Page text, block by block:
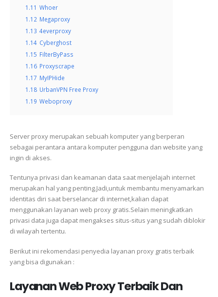
1.11 Whoer
1.12 Megaproxy
1.13 4everproxy
1.14 Cyberghost
1.15 FilterByPass
1.16 Proxyscrape
1.17 MyIPHide
1.18 UrbanVPN Free Proxy
1.19 Weboproxy
Server proxy merupakan sebuah komputer yang berperan
sebagai perantara antara komputer pengguna dan website yang
ingin di akses.
Tentunya privasi dan keamanan data saat menjelajah internet
merupakan hal yang penting.Jadi,untuk membantu menyamarkan
identitas diri saat berselancar di internet,kalian dapat
menggunakan layanan web proxy gratis.Selain meningkatkan
privasi data juga dapat mengakses situs-situs yang sudah diblokir
di wilayah tertentu.
Berikut ini rekomendasi penyedia layanan proxy gratis terbaik
yang bisa digunakan :
Layanan Web Proxy Terbaik Dan